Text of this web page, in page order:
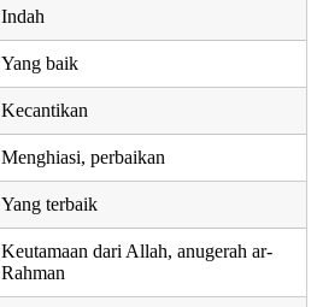
Indah
Yang baik
Kecantikan
Menghiasi, perbaikan
Yang terbaik
Keutamaan dari Allah, anugerah ar-
Rahman